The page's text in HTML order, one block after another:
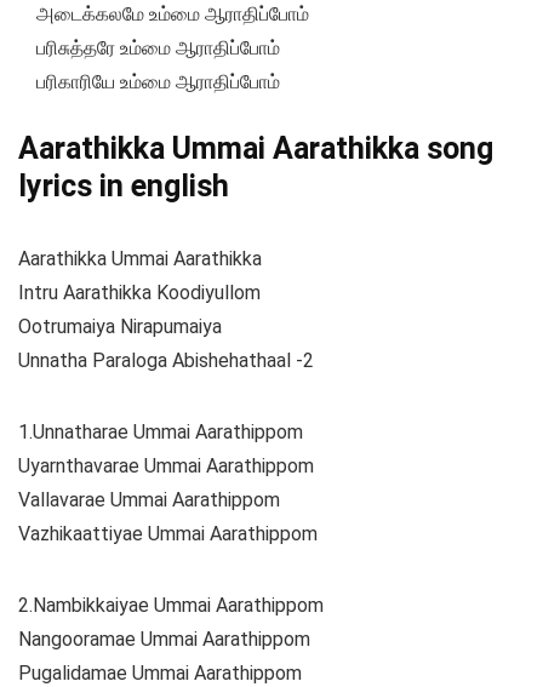
அடைக்கலமே உம்மை ஆராதிப்போம்
பரிசுத்தரே உம்மை ஆராதிப்போம்
பரிகாரியே உம்மை ஆராதிப்போம்
Aarathikka Ummai Aarathikka song
lyrics in english
Aarathikka Ummai Aarathikka
Intru Aarathikka Koodiyullom
Ootrumaiya Nirapumaiya
Unnatha Paraloga Abishehathaal -2
1.Unnatharae Ummai Aarathippom
Uyarnthavarae Ummai Aarathippom
Vallavarae Ummai Aarathippom
Vazhikaattiyae Ummai Aarathippom
2.Nambikkaiyae Ummai Aarathippom
Nangooramae Ummai Aarathippom
Pugalidamae Ummai Aarathippom